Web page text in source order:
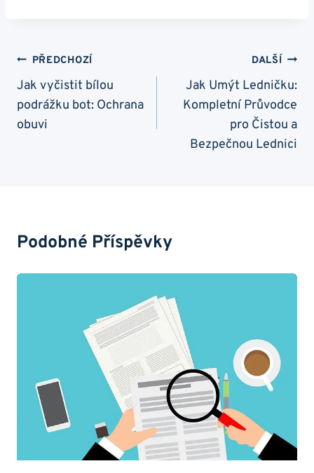
Navigace
Pro
Příspěvek
PŘEDCHOZÍ
Jak vyčistit bílou
podrážku bot: Ochrana
obuvi
DALŠÍ
Jak Umýt Ledničku:
Kompletní Průvodce
pro Čistou a
Bezpečnou Lednici
Podobné Příspěvky